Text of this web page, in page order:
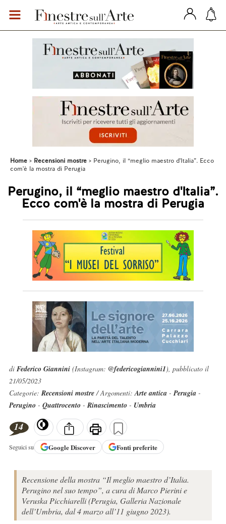
Home Recensioni mostre
Perugino, il “meglio maestro d'Italia”. Ecco
com'è la mostra di Perugia
Perugino, il “meglio maestro d'Italia”.
Ecco com'è la mostra di Perugia
di Federico Giannini(Instagram: @federicogiannini1), pubblicato il
21/05/2023
Categorie:Recensioni mostre/ Argomenti:Arte antica-Perugia-
Perugino - Quattrocento -Rinascimento - Umbria
14
Seguici su GoogleDiscover Fonti preferite
Recensione della mostra “Il meglio maestro d’Italia.
Perugino nel suo tempo”, a cura di Marco Pierini e
Veruska Picchiarelli (Perugia, Galleria Nazionale
dell’Umbria, dal 4 marzo all’11 giugno 2023).